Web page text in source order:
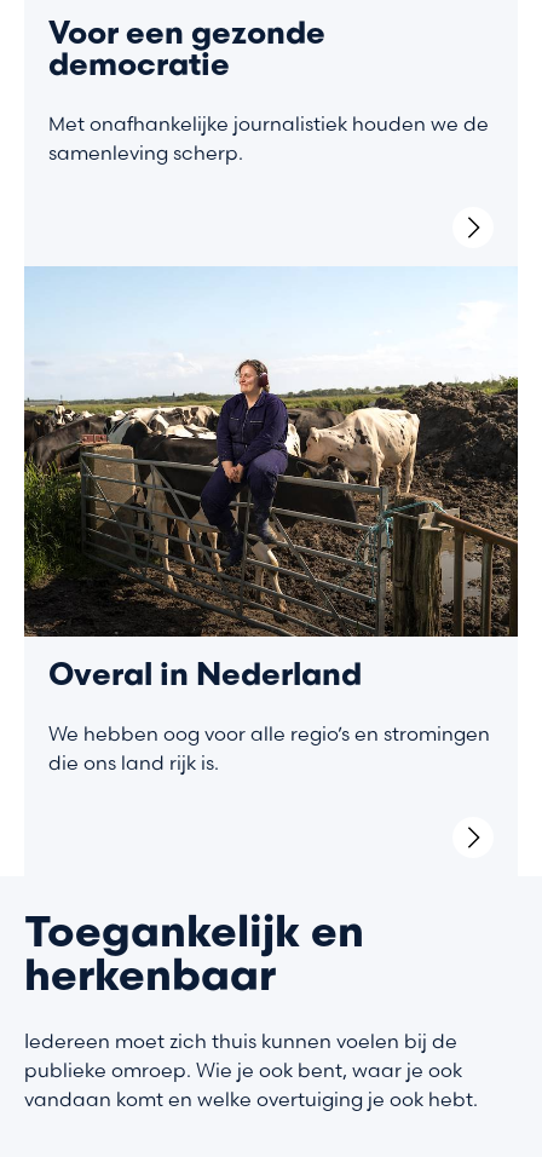
Voor een gezonde
democratie
Met onafhankelijke journalistiek houden we de
samenleving scherp.
Overal in Nederland
We hebben oog voor alle regio’s en stromingen
die ons land rijk is.
Toegankelijk en
herkenbaar
Iedereen moet zich thuis kunnen voelen bij de
publieke omroep. Wie je ook bent, waar je ook
vandaan komt en welke overtuiging je ook hebt.